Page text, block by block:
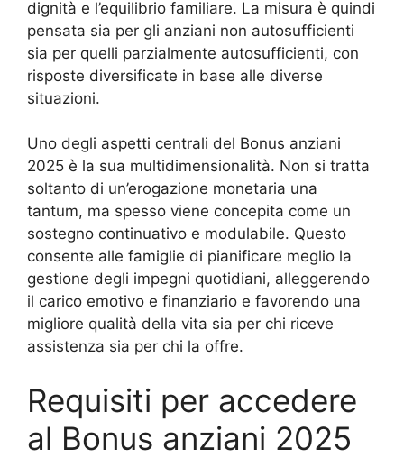
dignità e l’equilibrio familiare. La misura è quindi
pensata sia per gli anziani non autosufficienti
sia per quelli parzialmente autosufficienti, con
risposte diversificate in base alle diverse
situazioni.
Uno degli aspetti centrali del Bonus anziani
2025 è la sua multidimensionalità. Non si tratta
soltanto di un’erogazione monetaria una
tantum, ma spesso viene concepita come un
sostegno continuativo e modulabile. Questo
consente alle famiglie di pianificare meglio la
gestione degli impegni quotidiani, alleggerendo
il carico emotivo e finanziario e favorendo una
migliore qualità della vita sia per chi riceve
assistenza sia per chi la offre.
Requisiti per accedere
al Bonus anziani 2025